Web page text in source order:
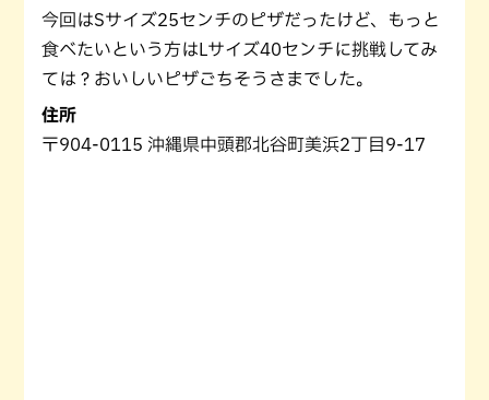
今回はSサイズ25センチのピザだったけど、もっと
食べたいという方はLサイズ40センチに挑戦してみ
ては？おいしいピザごちそうさまでした。
住所
〒904-0115 沖縄県中頭郡北谷町美浜2丁目9-17